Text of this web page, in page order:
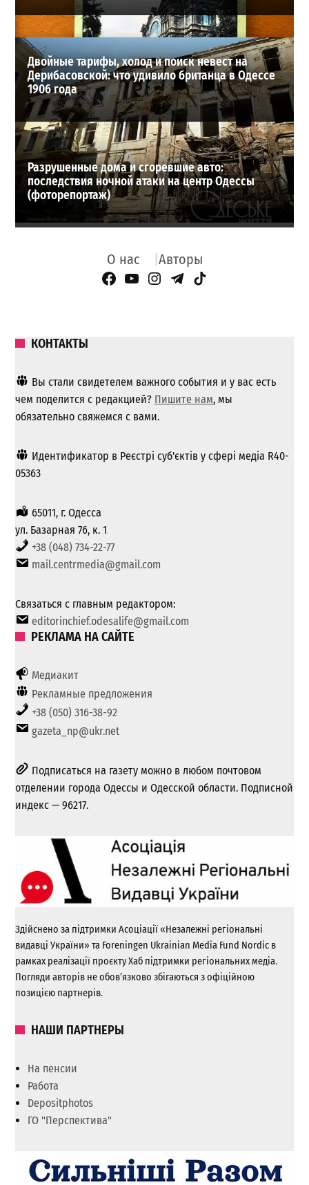
Двойные тарифы, холод и поиск невест на
Дерибасовской: что удивило британца в Одессе
1906 года
Разрушенные дома и сгоревшие авто:
последствия ночной атаки на центр Одессы
(фоторепортаж)
О нас Авторы
Facebook Page
YouTube
Instagram
Telegram
TikTok
КОНТАКТЫ
Вы стали свидетелем важного события и у вас есть
чем поделится с редакцией? Пишите нам, мы
обязательно свяжемся с вами.
Идентификатор в Реєстрі суб'єктів у сфері медіа R40-
05363
65011, г. Одесса
ул. Базарная 76, к. 1
+38 (048) 734-22-77
mail.centrmedia@gmail.com
Связаться с главным редактором:
editorinchief.odesalife@gmail.com
РЕКЛАМА НА САЙТЕ
Медиакит
Рекламные предложения
+38 (050) 316-38-92
gazeta_np@ukr.net
Подписаться на газету можно в любом почтовом
отделении города Одессы и Одесской области. Подписной
индекс — 96217.
Здійснено за підтримки Асоціації «Незалежні регіональні
видавці України» та Foreningen Ukrainian Media Fund Nordic в
рамках реалізації проєкту Хаб підтримки регіональних медіа.
Погляди авторів не обов’язково збігаються з офіційною
позицією партнерів.
НАШИ ПАРТНЕРЫ
На пенсии
Работа
Depositphotos
ГО "Перспектива"